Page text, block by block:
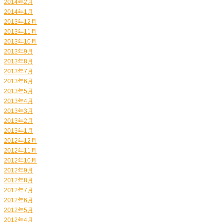
2014年2月
2014年1月
2013年12月
2013年11月
2013年10月
2013年9月
2013年8月
2013年7月
2013年6月
2013年5月
2013年4月
2013年3月
2013年2月
2013年1月
2012年12月
2012年11月
2012年10月
2012年9月
2012年8月
2012年7月
2012年6月
2012年5月
2012年4月